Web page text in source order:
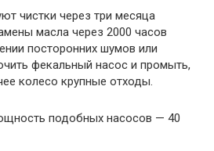
чистки через три месяца
масла через 2000 часов
посторонних шумов или
фекальный насос и промыть,
колесо крупные отходы.
подобных насосов — 40